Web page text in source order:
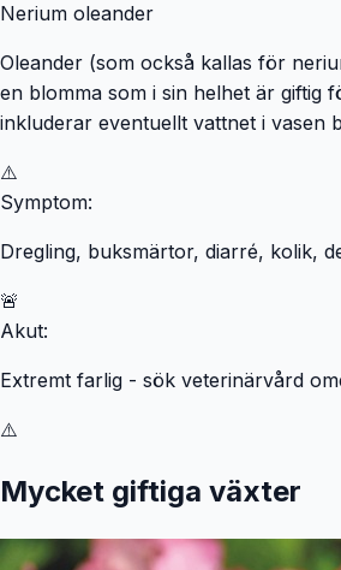
Nerium oleander
Oleander (som också kallas för
en blomma som i sin helhet är giftig
inkluderar eventuellt vattnet i vasen
⚠️
Symptom:
Dregling, buksmärtor, diarré, kolik,
🚨
Akut:
Extremt farlig - sök veterinärvård
⚠️
Mycket giftiga växter